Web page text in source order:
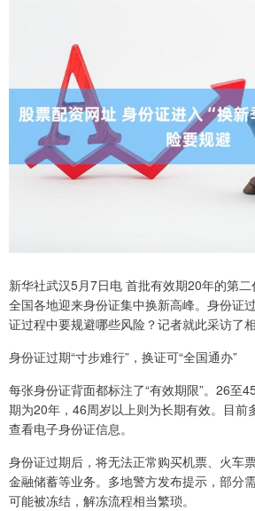
新华社武汉5月7日电 首批有效期20年的第二
全国各地迎来身份证集中换新高峰。身份证
证过程中要规避哪些风险？记者就此采访了
身份证过期“寸步难行”，换证可“全国通办”
每张身份证背面都标注了“有效期限”。26至
期为20年，46周岁以上则为长期有效。目前
查看电子身份证信息。
身份证过期后，将无法正常购买机票、火车
金融储蓄等业务。多地警方发布提示，部分
可能被冻结，解冻流程相当繁琐。